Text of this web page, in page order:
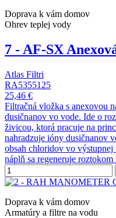
Doprava k vám domov
Ohrev teplej vody
7 - AF-SX
Atlas Filtri
RA5355125
25,46 €
Filtračná vložka s anexovou
dusičnanov vo vode. Ide o
živicou, ktorá pracuje na
nahradzuje ióny dusičnanov
obsah chloridov vo
náplň sa regeneruje
Doprava k vám domov
Armatúry a filtre na vodu